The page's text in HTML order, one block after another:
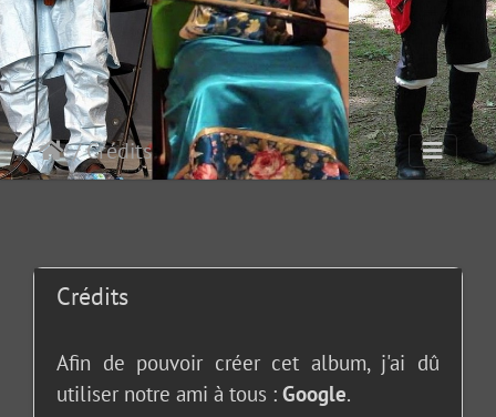
/ Crédits
Crédits
Afin de pouvoir créer cet album, j'ai dû
utiliser notre ami à tous : Google.